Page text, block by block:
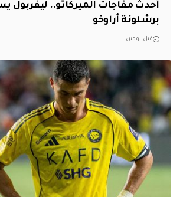
أحدث مفاجآت الميركاتو.. ليفربول
برشلونة أراوخو
قبل يومين